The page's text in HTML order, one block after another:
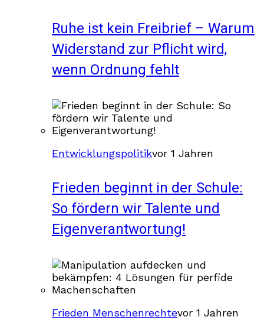
Ruhe ist kein Freibrief – Warum
Widerstand zur Pflicht wird,
wenn Ordnung fehlt
Entwicklungspolitikvor 1 Jahren
Frieden beginnt in der Schule:
So fördern wir Talente und
Eigenverantwortung!
Frieden Menschenrechtevor 1 Jahren